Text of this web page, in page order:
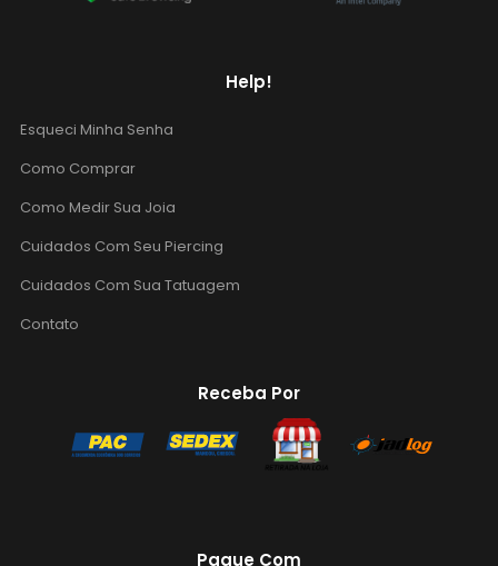
Help!
Esqueci Minha Senha
Como Comprar
Como Medir Sua Joia
Cuidados Com Seu Piercing
Cuidados Com Sua Tatuagem
Contato
Receba Por
Pague Com